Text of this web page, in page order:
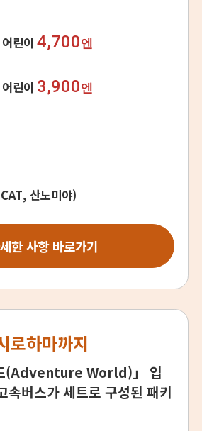
어린이 4,700엔
어린이 3,900엔
산노미야)
한 사항 바로가기
로하마까지
드(Adventure World)」 입
속버스가 세트로 구성된 패키